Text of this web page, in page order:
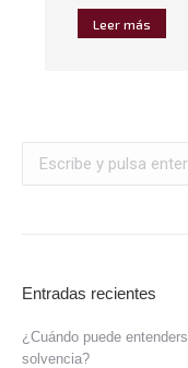
Leer más
Entradas recientes
¿Cuándo puede
solvencia?